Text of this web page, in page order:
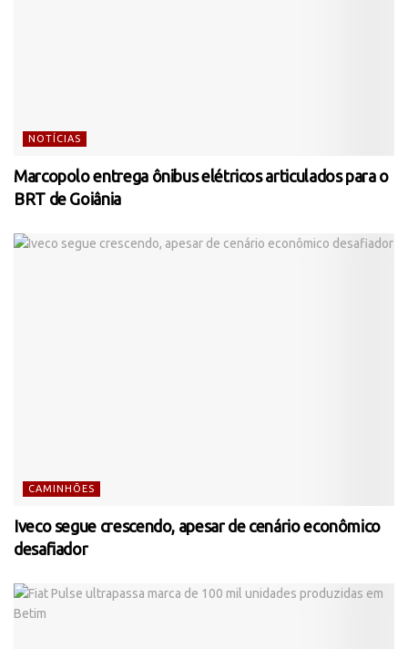
NOTÍCIAS
Marcopolo entrega ônibus elétricos articulados para o
BRT de Goiânia
CAMINHÕES
Iveco segue crescendo, apesar de cenário econômico
desafiador